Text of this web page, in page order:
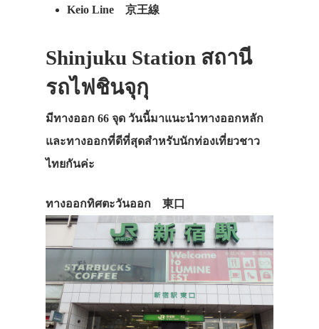
Keio Line 京王線
Shinjuku Station สถานี
รถไฟชินจุกุ
มีทางออก 66 จุด วันนี้มาแนะนำทางออกหลัก
และทางออกที่ดีที่สุดสำหรับนักท่องเที่ยวชาว
ไทยกันค่ะ
ทางออกทิศตะวันออก 東口